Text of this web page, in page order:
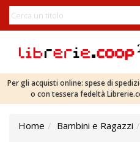
Per gli acquisti online: spese di
o con tessera fedeltà
Home Bambini e Ragazzi